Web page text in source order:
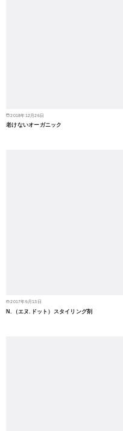
2018年12月26日
老けないオーガニック
2017年5月13日
N.（エヌ.ドット）スタイリング剤